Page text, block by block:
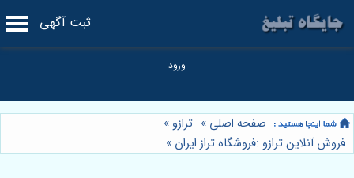
ثبت آگهی
صفحه اصلی » ترازو »
فروش آنلاین ترازو :فروشگاه تراز ایران »